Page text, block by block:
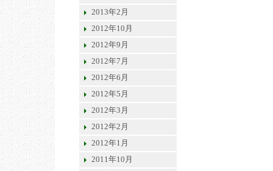
2013年2月
2012年10月
2012年9月
2012年7月
2012年6月
2012年5月
2012年3月
2012年2月
2012年1月
2011年10月